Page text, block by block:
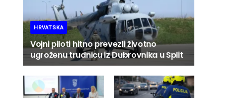
HRVATSKA
Vojni piloti hitno prevezli životno
ugroženu trudnicu iz Dubrovnika u Split